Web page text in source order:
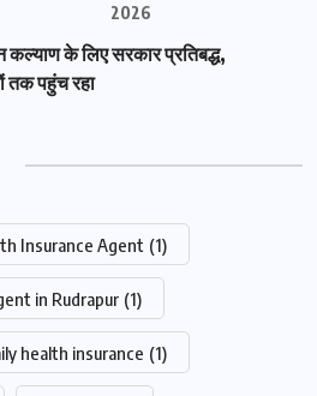
2026
कल्याण के लिए सरकार प्रतिबद्ध,
तक पहुंच रहा
Insurance Agent (1)
in Rudrapur (1)
health insurance (1)